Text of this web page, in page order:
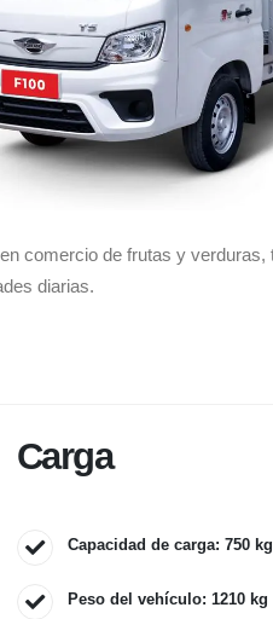
comercio de frutas y
diarias.
Carga
Capacidad de carga: 750 kg
Peso del vehículo: 1210 kg